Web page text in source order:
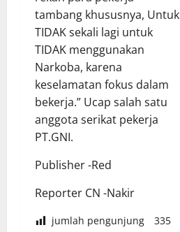
tambang khususnya, Untuk
TIDAK sekali lagi untuk
TIDAK menggunakan
Narkoba, karena
keselamatan fokus dalam
bekerja.” Ucap salah satu
anggota serikat pekerja
PT.GNI.
Publisher -Red
Reporter CN -Nakir
jumlah pengunjung 335